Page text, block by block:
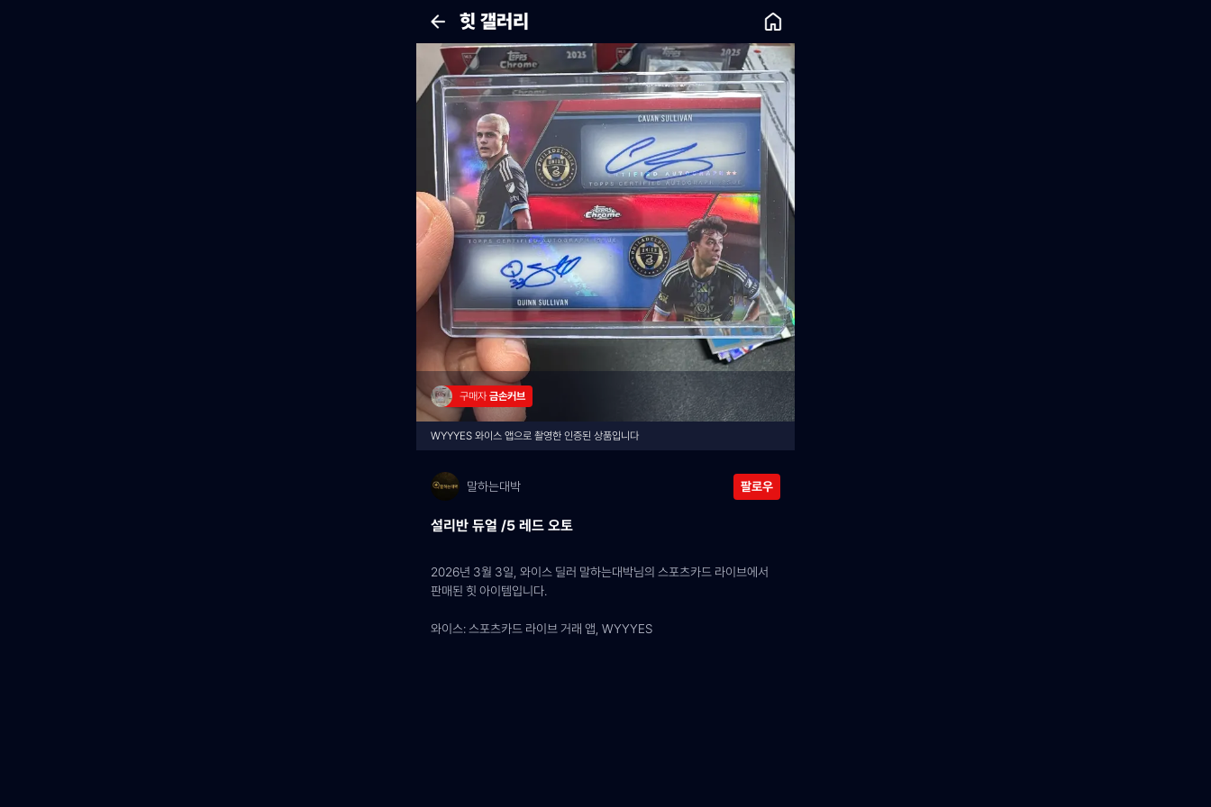
힛 갤러리
구매자 금손커브
WYYYES 와이스 앱으로 촬영한 인증된 상품입니다
말하는대박 팔로우
설리반 듀얼 /5 레드 오토
2026년 3월 3일, 와이스 딜러 말하는대박님의 스포츠카드 라이브에서
판매된 힛 아이템입니다.
와이스: 스포츠카드 라이브 거래 앱, WYYYES